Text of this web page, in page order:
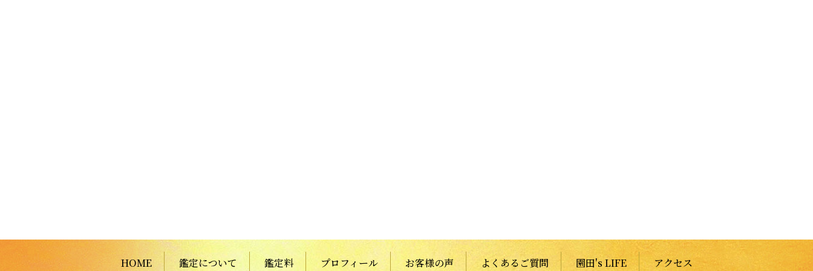
HOME 鑑定について 鑑定料 プロフィール お客様の声 よくあるご質問 園田's LIFE アクセス